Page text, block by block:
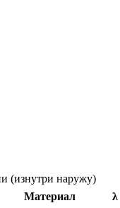
(изнутри наружу)
Материал λ